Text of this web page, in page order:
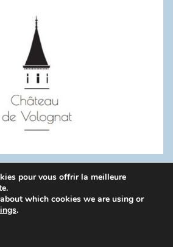
Donovan by ThemeZee.
pour vous offrir la meilleure
which cookies we are using or
.